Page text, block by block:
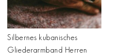
Silbernes kubanisches
Gliederarmband Herren